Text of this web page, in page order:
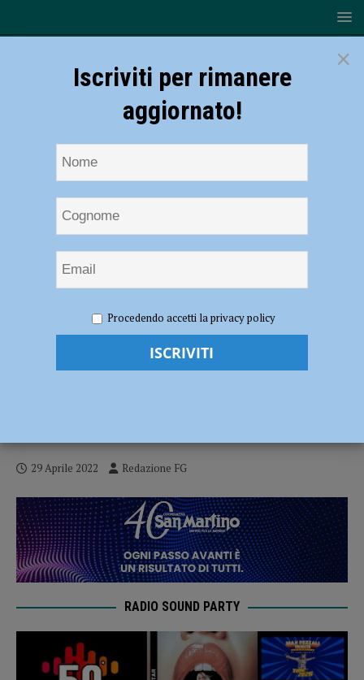
e Piacenza: un legame che parte dall’anno Mille e arriva fino ai giorni
Ordine Costantiniano e Piacenza: un
29 Aprile 2022 Redazione FG
RADIO SOUND PARTY
×
Iscriviti per rimanere
aggiornato!
Procedendo accetti la privacy policy